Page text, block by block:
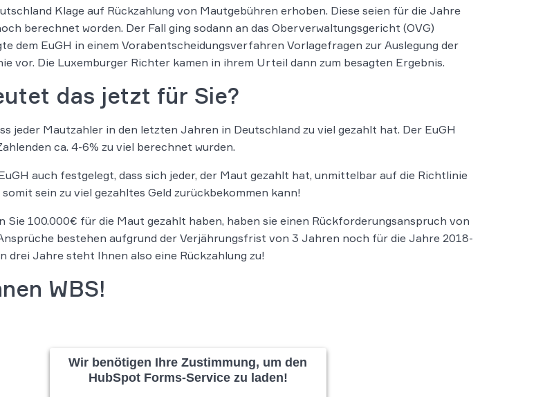
Klage auf Rückzahlung von Mautgebühren erhoben. Diese seien für die Jahre
berechnet worden. Der Fall ging sodann an das Oberverwaltungsgericht (OVG)
dem EuGH in einem Vorabentscheidungsverfahren Vorlagefragen zur Auslegung der
vor. Die Luxemburger Richter kamen in ihrem Urteil dann zum besagten Ergebnis.
das jetzt für Sie?
jeder Mautzahler in den letzten Jahren in Deutschland zu viel gezahlt hat. Der EuGH
ca. 4-6% zu viel berechnet wurden.
auch festgelegt, dass sich jeder, der Maut gezahlt hat, unmittelbar auf die Richtlinie
sein zu viel gezahltes Geld zurückbekommen kann!
Sie 100.000€ für die Maut gezahlt haben, haben sie einen Rückforderungsanspruch von
bestehen aufgrund der Verjährungsfrist von 3 Jahren noch für die Jahre 2018-
drei Jahre steht Ihnen also eine Rückzahlung zu!
WBS!
Wir benötigen Ihre Zustimmung, um den
HubSpot Forms-Service zu laden!